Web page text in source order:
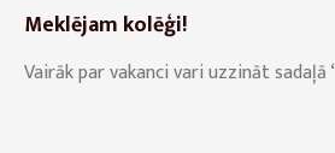
Meklējam kolēģi!
Vairāk par vakanci vari uzzināt sadaļā